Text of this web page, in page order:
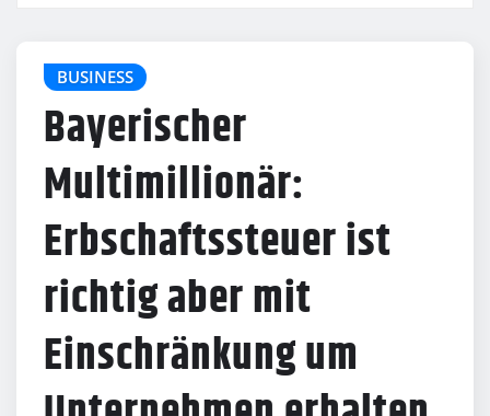
BUSINESS
Bayerischer
Multimillionär:
Erbschaftssteuer ist
richtig aber mit
Einschränkung um